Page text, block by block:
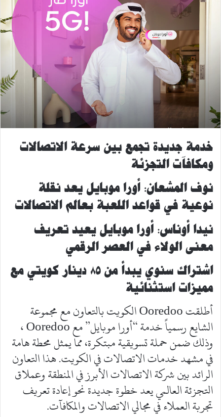
خدمة جديدة تجمع بين سرعة الاتصالات
ومكافآت التجزئة
نوف المشعان: أورا موبايل يعد نقلة
نوعية في قواعد اللعبة بعالم الاتصالات
نيدا أوناس: أورا موبايل يعيد تعريف
معنى الولاء في العصر الرقمي
اشتراك سنوي يبدأ من ٨٥ دينار كويتي مع
مميزات استثنائية
أطلقت Ooredoo الكويت بالتعاون مع مجموعة
الشايع رسمياً خدمة “أورا موبايل” مع Ooredoo ،
وذلك ضمن حملة تسويقية مبتكرة، مما يمثل محطة هامة
في مشهد خدمات الاتصالات في الكويت. هذا التعاون
الرائد بين شركة الاتصالات الأبرز في المنطقة وعملاق
التجزئة العالمي يعد خطوة جديدة نحو إعادة تعريف
تجربة العملاء في مجالي الاتصالات والمكافآت.